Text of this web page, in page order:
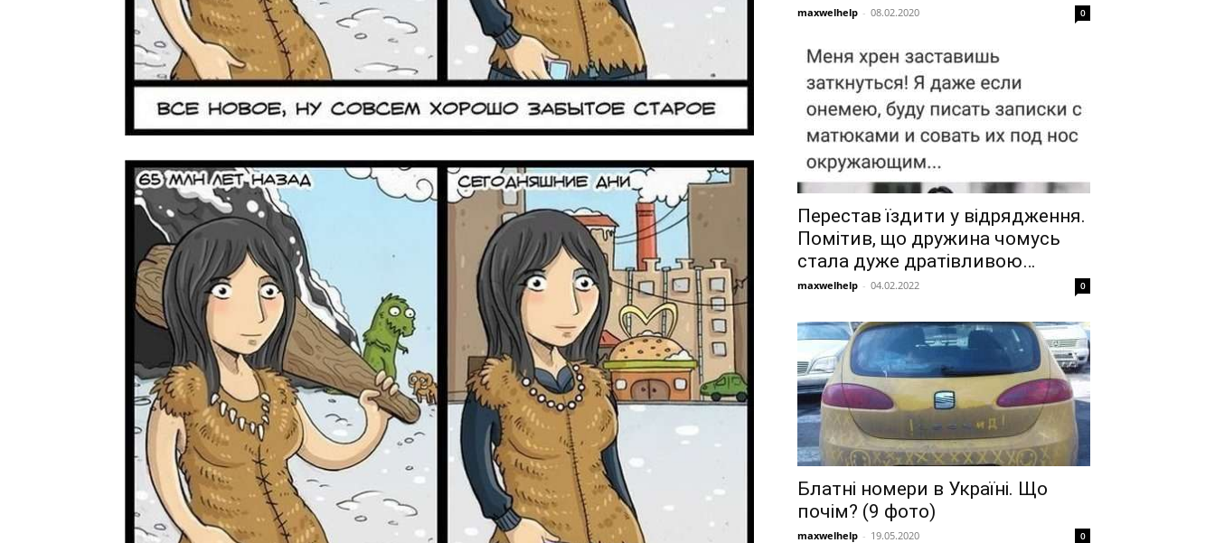
maxwelhelp - 08.02.2020 0
Перестав їздити у відрядження.
Помітив, що дружина чомусь
стала дуже дратівливою…
maxwelhelp - 04.02.2022 0
Блатні номери в Україні. Що
почім? (9 фото)
maxwelhelp - 19.05.2020 0